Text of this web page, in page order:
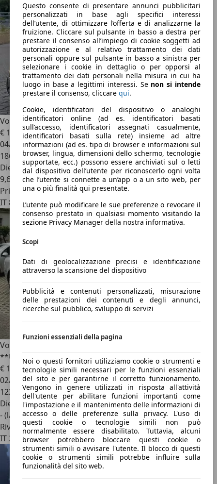
Questo consente di presentare annunci pubblicitari
personalizzati in base agli specifici interessi
dell’utente, di ottimizzare l’offerta e di analizzarne la
fruizione. Cliccare sul pulsante in basso a destra per
prestare il consenso all’impiego di cookie soggetti ad
autorizzazione e al relativo trattamento dei dati
personali oppure sul pulsante in basso a sinistra per
selezionare i cookie in dettaglio o per opporsi al
trattamento dei dati personali nella misura in cui ha
luogo in base a legittimi interessi. Se non si intende
prestare il consenso, cliccare qui.
Cookie, identificatori del dispositivo o analoghi
identificatori online (ad es. identificatori basati
sull’accesso, identificatori assegnati casualmente,
identificatori basati sulla rete) insieme ad altre
informazioni (ad es. tipo di browser e informazioni sul
browser, lingua, dimensioni dello schermo, tecnologie
supportate, ecc.) possono essere archiviati sul o letti
dal dispositivo dell’utente per riconoscerlo ogni volta
che l’utente si connette a un’app o a un sito web, per
una o più finalità qui presentate.
L’utente può modificare le sue preferenze o revocare il
consenso prestato in qualsiasi momento visitando la
sezione Privacy Manager della nostra informativa.
Scopi
Dati di geolocalizzazione precisi e identificazione
attraverso la scansione del dispositivo
Pubblicità e contenuti personalizzati, misurazione
delle prestazioni dei contenuti e degli annunci,
ricerche sul pubblico, sviluppo di servizi
Funzioni essenziali della pagina
Noi o questi fornitori utilizziamo cookie o strumenti e
tecnologie simili necessari per le funzioni essenziali
del sito e per garantirne il corretto funzionamento.
Vengono in genere utilizzati in risposta all'attività
dell'utente per abilitare funzioni importanti come
l'impostazione e il mantenimento delle informazioni di
accesso o delle preferenze sulla privacy. L'uso di
questi cookie o tecnologie simili non può
normalmente essere disabilitato. Tuttavia, alcuni
browser potrebbero bloccare questi cookie o
strumenti simili o avvisare l'utente. Il blocco di questi
cookie o strumenti simili potrebbe influire sulla
funzionalità del sito web.
Volkswagen Phaeton3.0 V6 tdi 4motion 233cv INDIVIDUAL
€ 12.200
04/2010
186.000 km
Diesel
9,6 l/100 km (comb.)
Privato
IT 83100
Volkswagen Phaeton
**UNICOPROP.**
€ 13.500
02/2009
122.000 km
Diesel
- (l/100 km)
Rivenditore
IT 38019